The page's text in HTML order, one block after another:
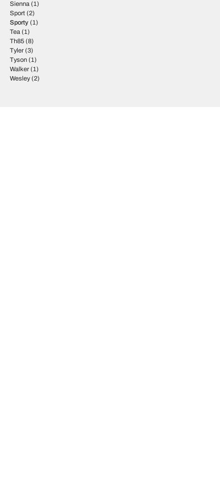
Sienna (1)
Sport (2)
Sporty (1)
Tea (1)
Th85 (8)
Tyler (3)
Tyson (1)
Walker (1)
Wesley(2)